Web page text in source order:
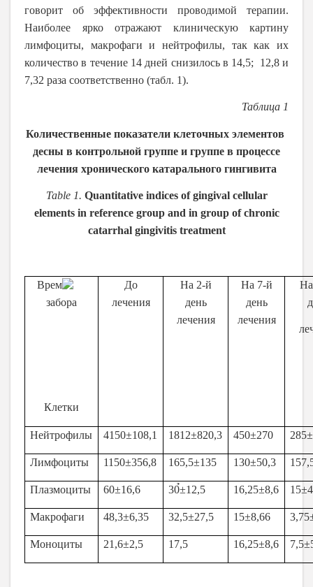
говорит об эффективности проводимой терапии.
Наиболее ярко отражают клиническую картину
лимфоциты, макрофаги и нейтрофилы, так как их
количество в течение 14 дней снизилось в 14,5; 12,8 и
7,32 раза соответственно (табл. 1).
Таблица 1
Количественные показатели клеточных элементов
десны в контрольной группе и группе в процессе
лечения хронического катарального гингивита
Table 1. Quantitative indices of gingival cellular
elements in reference group and in group of chronic
catarrhal gingivitis treatment
Время
забора
Клетки
До
лечения
На 2-й
день
лечения
На 7-й
день
лечения
Нейтрофилы 4150±108,1 1812±820,3 450±270
Лимфоциты 1150±356,8 165,5±135 130±50,3
Плазмоциты 60±16,6 30̉±12,5 16,25±8,6
Макрофаги 48,3±6,35 32,5±27,5 15±8,66
Моноциты 21,6±2,5 17,5 16,25±8,6